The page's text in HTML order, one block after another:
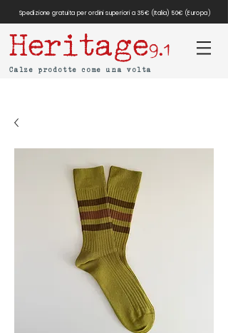
Spedizione gratuita per ordini superiori a 35€ (Italia) 50€ (Europa)
Heritage9.1
Calze prodotte come una volta